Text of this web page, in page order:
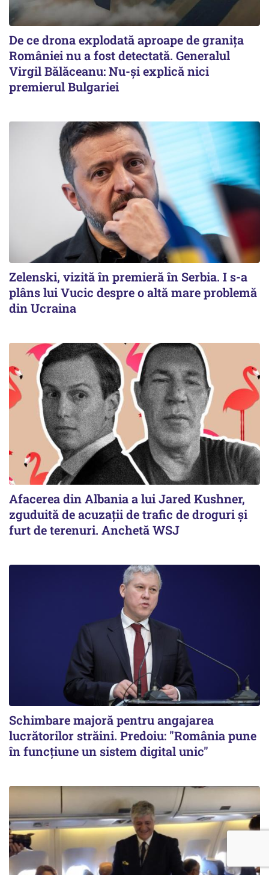
De ce drona explodată aproape de granița
României nu a fost detectată. Generalul
Virgil Bălăceanu: Nu-și explică nici
premierul Bulgariei
Zelenski, vizită în premieră în Serbia. I s-a
plâns lui Vucic despre o altă mare problemă
din Ucraina
Afacerea din Albania a lui Jared Kushner,
zguduită de acuzații de trafic de droguri și
furt de terenuri. Anchetă WSJ
Schimbare majoră pentru angajarea
lucrătorilor străini. Predoiu: "România pune
în funcțiune un sistem digital unic"